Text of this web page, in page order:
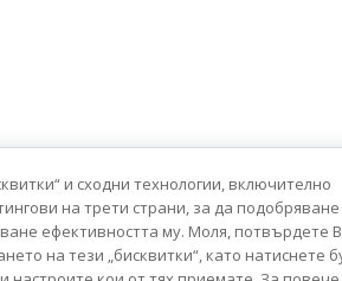
и сходни технологии, включително
на трети страни, за да
ефективността му. Моля, потвърдете
на тези „бисквитки“, като натиснете